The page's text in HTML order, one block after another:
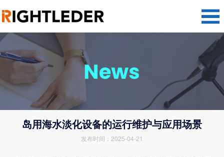
岛用海水淡化设备的运行维护与应用场景
发布时间：2025-04-21